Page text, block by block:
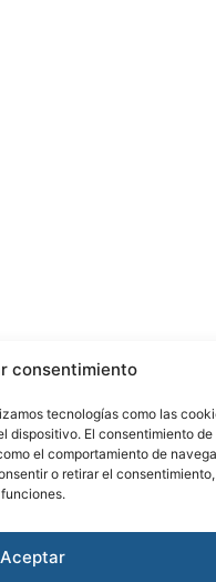
consentimiento
tecnologías como las
dispositivo. El consentimiento de
el comportamiento de
o retirar el
Aceptar